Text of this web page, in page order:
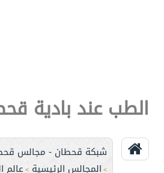
الطب عند بادية
شبكة قحطان - مجالس
> المجالس الرئيسية > عالم